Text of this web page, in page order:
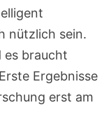
nützlich sein.
braucht
Ergebnisse
erst am